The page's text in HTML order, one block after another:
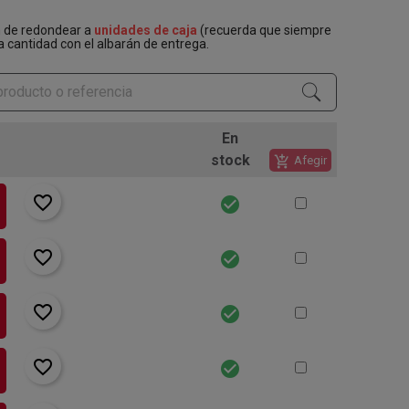
redondear a unidades de caja (recuerda que siempre
con el albarán de entrega.
En
stock
add_shopping_cart Afegir
favorite_border check_circle
favorite_border check_circle
favorite_border check_circle
favorite_border check_circle